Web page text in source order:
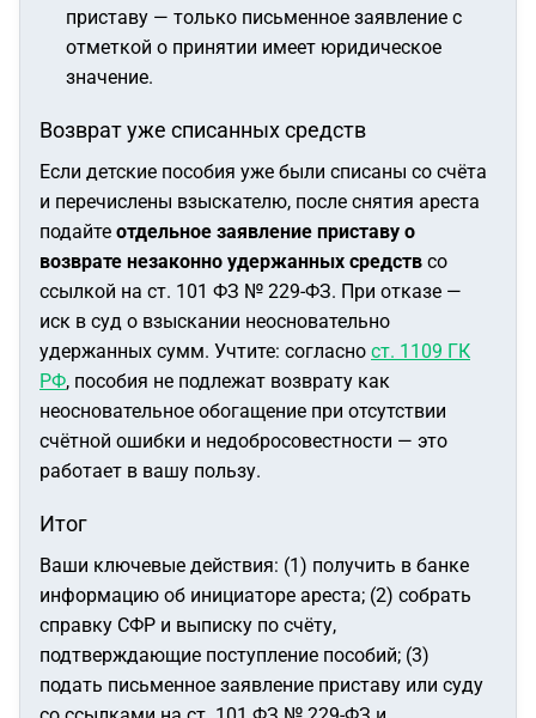
приставу — только письменное заявление с
отметкой о принятии имеет юридическое
значение.
Возврат уже списанных средств
Если детские пособия уже были списаны со счёта
и перечислены взыскателю, после снятия ареста
подайте отдельное заявление приставу о
возврате незаконно удержанных средств со
ссылкой на ст. 101 ФЗ № 229-ФЗ. При отказе —
иск в суд о взыскании неосновательно
удержанных сумм. Учтите: согласно ст. 1109 ГК
РФ, пособия не подлежат возврату как
неосновательное обогащение при отсутствии
счётной ошибки и недобросовестности — это
работает в вашу пользу.
Итог
Ваши ключевые действия: (1) получить в банке
информацию об инициаторе ареста; (2) собрать
справку СФР и выписку по счёту,
подтверждающие поступление пособий; (3)
подать письменное заявление приставу или суду